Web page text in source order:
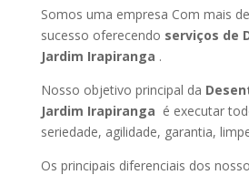
Somos uma empresa Com mais
sucesso oferecendo serviços de
Jardim Irapiranga .
Nosso objetivo principal da
Jardim Irapiranga é executar
seriedade, agilidade, garantia,
Os principais diferenciais dos